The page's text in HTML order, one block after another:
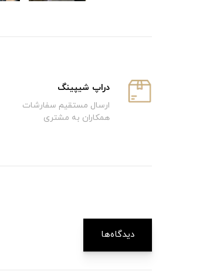
دراپ شیپینگ
ارسال مستقیم سفارشات
همکاران به مشتری
دیدگاه‌ها